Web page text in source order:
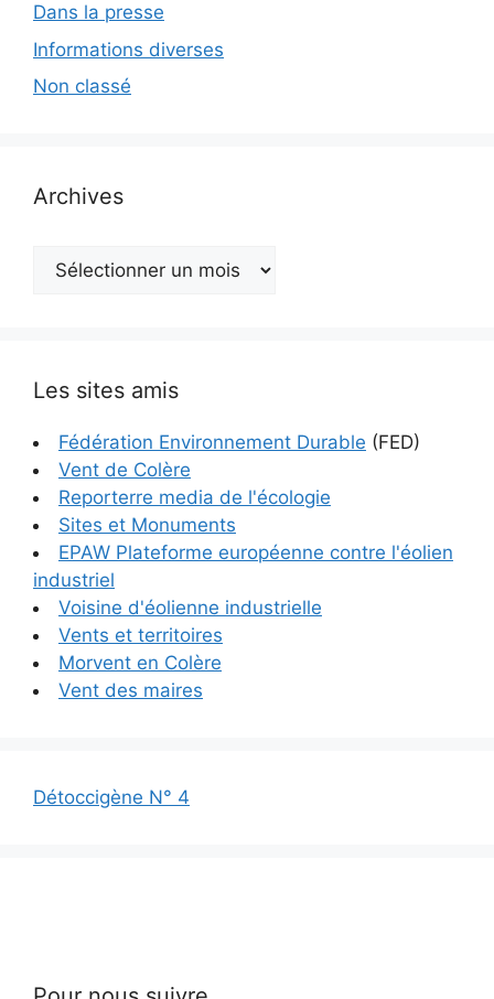
Dans la presse
Informations diverses
Non classé
Archives
Archives
Les sites amis
Fédération Environnement Durable (FED)
Vent de Colère
Reporterre media de l'écologie
Sites et Monuments
EPAW Plateforme européenne contre l'éolien
industriel
Voisine d'éolienne industrielle
Vents et territoires
Morvent en Colère
Vent des maires
Détoccigène N° 4